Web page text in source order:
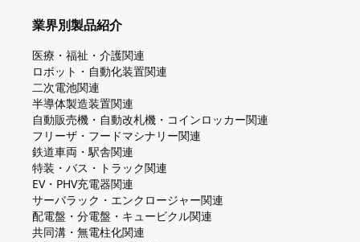
業界別製品紹介
医療・福祉・介護関連
ロボット・自動化装置関連
二次電池関連
半導体製造装置関連
自動販売機・自動改札機・コインロッカー関連
フリーザ・フードマシナリー関連
鉄道車両・駅舎関連
特装・バス・トラック関連
EV・PHV充電器関連
サーバラック・エンクロージャー関連
配電盤・分電盤・キュービクル関連
共同溝・無電柱化関連